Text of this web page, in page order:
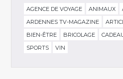
AGENCE DE VOYAGE ANIMAUX
ARDENNES TV-MAGAZINE
BIEN-ÊTRE
BRICOLAGE
SPORTS
VIN